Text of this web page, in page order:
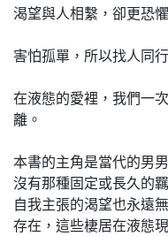
渴望與人相繫，卻更恐
害怕孤單，所以找人同
在液態的愛裡，我們一
離。
本書的主角是當代的男
沒有那種固定或長久的
自我主張的渴望也永遠
存在，這些棲居在液態